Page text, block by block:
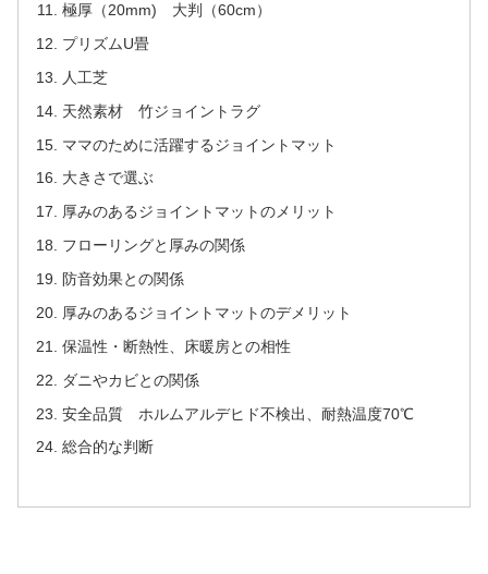
極厚（20mm) 大判（60cm）
プリズムU畳
人工芝
天然素材 竹ジョイントラグ
ママのために活躍するジョイントマット
大きさで選ぶ
厚みのあるジョイントマットのメリット
フローリングと厚みの関係
防音効果との関係
厚みのあるジョイントマットのデメリット
保温性・断熱性、床暖房との相性
ダニやカビとの関係
安全品質 ホルムアルデヒド不検出、耐熱温度70℃
総合的な判断